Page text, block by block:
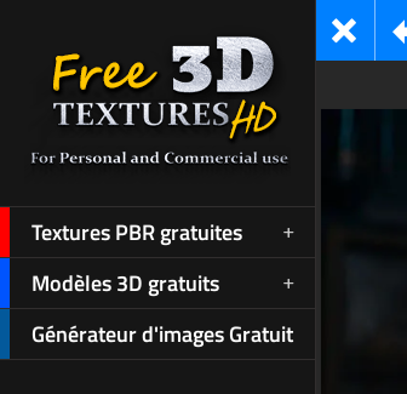
Textures PBR gratuites
Modèles 3D gratuits
Générateur d'images Gratuit